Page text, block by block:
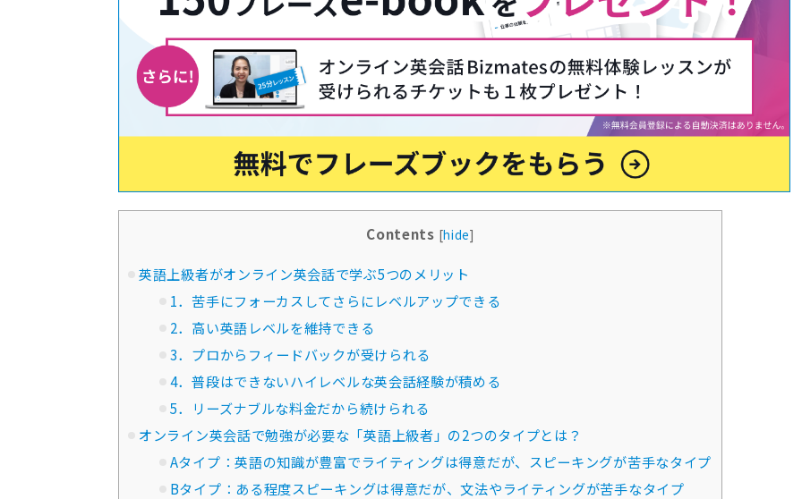
Contents [hide]
英語上級者がオンライン英会話で学ぶ5つのメリット
1．苦手にフォーカスしてさらにレベルアップできる
2．高い英語レベルを維持できる
3．プロからフィードバックが受けられる
4．普段はできないハイレベルな英会話経験が積める
5．リーズナブルな料金だから続けられる
オンライン英会話で勉強が必要な「英語上級者」の2つのタイプとは？
Aタイプ：英語の知識が豊富でライティングは得意だが、スピーキングが苦手なタイプ
Bタイプ：ある程度スピーキングは得意だが、文法やライティングが苦手なタイプ